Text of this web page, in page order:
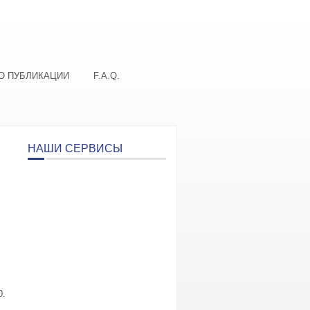
ПУБЛИКАЦИИ F.A.Q.
НАШИ СЕРВИСЫ